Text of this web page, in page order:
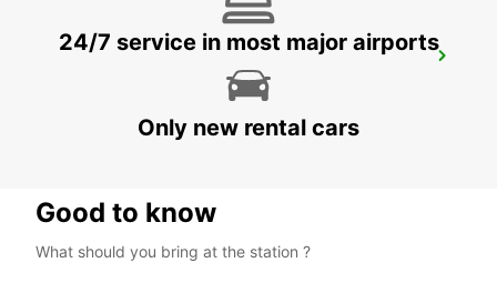
24/7 service in most major airports
Only new rental cars
Good to know
What should you bring at the station ?